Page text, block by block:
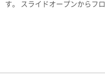
す。 スライドオープンからフロ